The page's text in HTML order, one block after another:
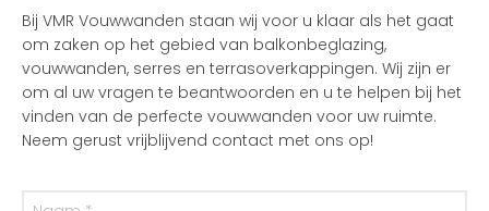
Bij VMR Vouwwanden staan wij voor u klaar als het gaat
om zaken op het gebied van balkonbeglazing,
vouwwanden, serres en terrasoverkappingen. Wij zijn er
om al uw vragen te beantwoorden en u te helpen bij het
vinden van de perfecte vouwwanden voor uw ruimte.
Neem gerust vrijblijvend contact met ons op!